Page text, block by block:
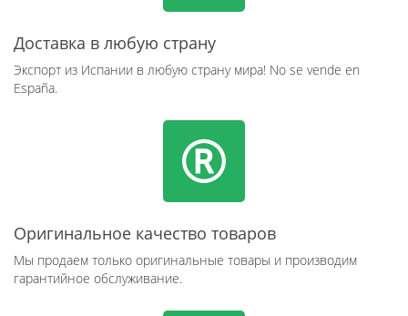
Доставка в любую страну
Экспорт из Испании в любую страну мира! No se vende en
España.
Оригинальное качество товаров
Мы продаем только оригинальные товары и производим
гарантийное обслуживание.